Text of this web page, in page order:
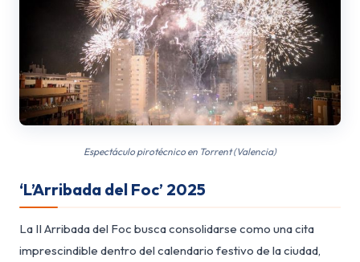
Espectáculo pirotécnico en Torrent (Valencia)
‘L’Arribada del Foc’ 2025
La II Arribada del Foc busca consolidarse como una cita
imprescindible dentro del calendario festivo de la ciudad,